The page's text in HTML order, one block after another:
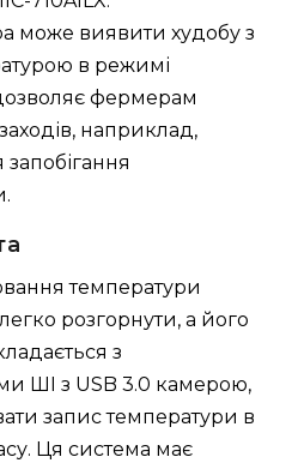
може виявити худобу з
в режимі
фермерам
наприклад,
температури
розгорнути, а його
з
ШІ з USB 3.0 камерою,
запис температури в
Ця система має